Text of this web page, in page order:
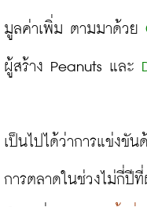
มูลค่าเพิ่ม ตามมาด้วย
ผู้สร้าง Peanuts และ
เป็นไปได้ว่าการแข่งขั
การตลาดในช่วงไม่กี่ปี